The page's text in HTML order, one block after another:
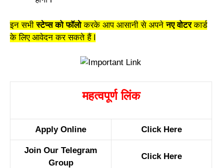
इन सभीस्टेप्स को फॉलोकरके आप आसानी से अपनेनए वोटरकार्ड
के लिए आवेदन कर सकते हैं l
महत्वपूर्ण लिंक
Apply Online Click Here
Join Our Telegram
Group
Click Here